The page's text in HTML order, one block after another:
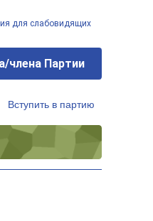
для слабовидящих
члена Партии
Вступить в партию